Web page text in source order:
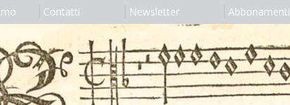
Contatti Newsletter Abbonamenti